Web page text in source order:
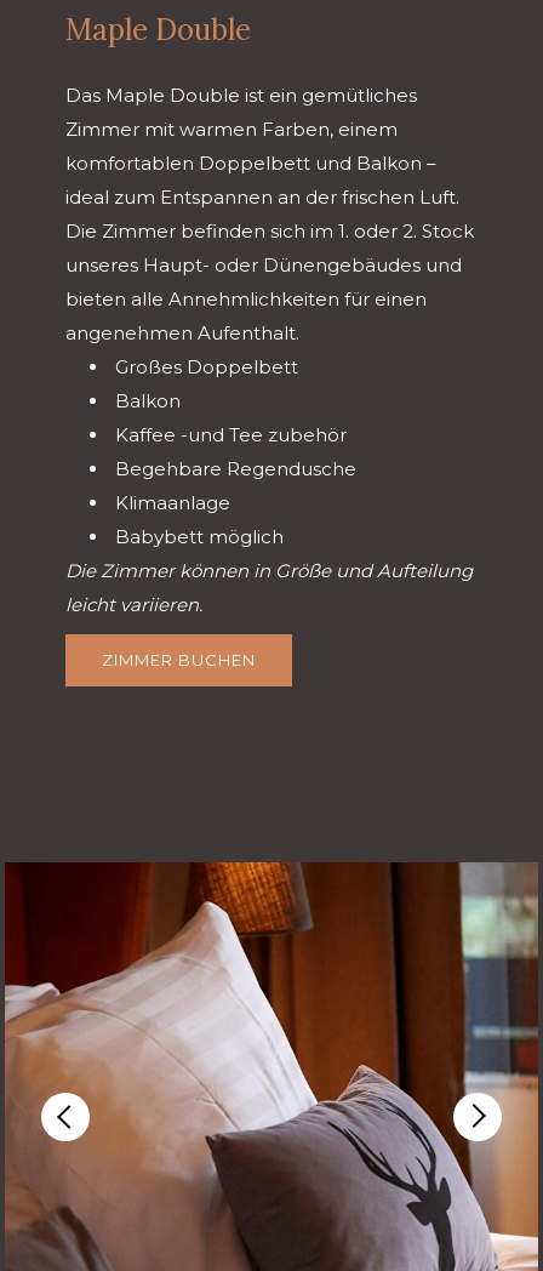
Maple Double
Das Maple Double ist ein gemütliches
Zimmer mit warmen Farben, einem
komfortablen Doppelbett und Balkon –
ideal zum Entspannen an der frischen Luft.
Die Zimmer befinden sich im 1. oder 2. Stock
unseres Haupt- oder Dünengebäudes und
bieten alle Annehmlichkeiten für einen
angenehmen Aufenthalt.
Großes Doppelbett
Balkon
Kaffee -und Tee zubehör
Begehbare Regendusche
Klimaanlage
Babybett möglich
Die Zimmer können in Größe und Aufteilung
leicht variieren.
ZIMMER BUCHEN